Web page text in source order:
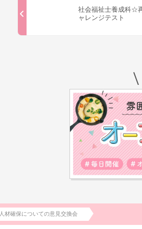
社会福祉士養成科☆
ャレンジテスト
材確保についての意見交換会